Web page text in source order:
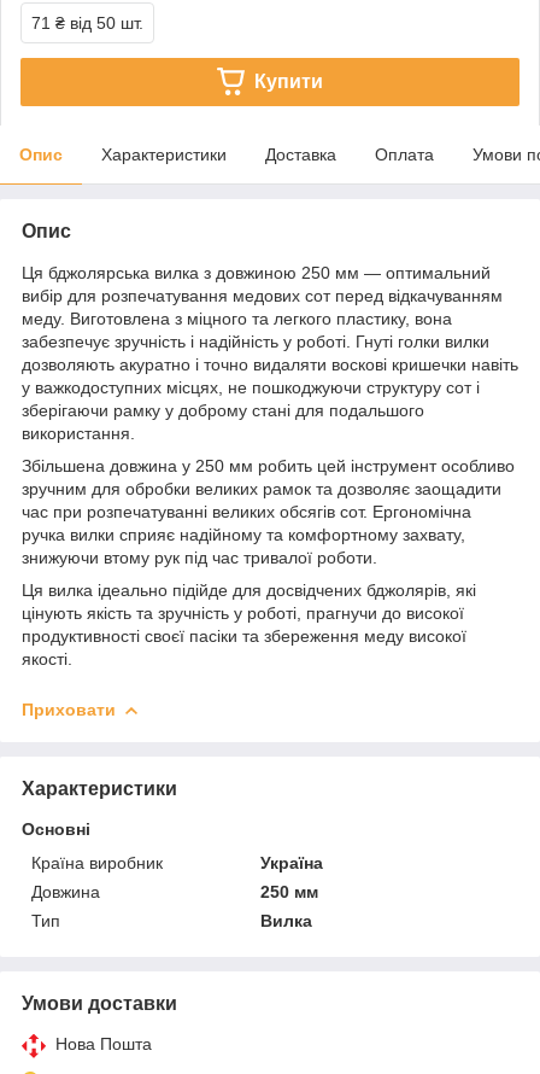
71 ₴ від 50 шт.
Купити
Опис Характеристики Доставка Оплата Умови
Опис
Ця бджолярська вилка з довжиною 250 мм — оптимальний
вибір для розпечатування медових сот перед відкачуванням
меду. Виготовлена з міцного та легкого пластику, вона
забезпечує зручність і надійність у роботі. Гнуті голки вилки
дозволяють акуратно і точно видаляти воскові кришечки навіть
у важкодоступних місцях, не пошкоджуючи структуру сот і
зберігаючи рамку у доброму стані для подальшого
використання.
Збільшена довжина у 250 мм робить цей інструмент особливо
зручним для обробки великих рамок та дозволяє заощадити
час при розпечатуванні великих обсягів сот. Ергономічна
ручка вилки сприяє надійному та комфортному захвату,
знижуючи втому рук під час тривалої роботи.
Ця вилка ідеально підійде для досвідчених бджолярів, які
цінують якість та зручність у роботі, прагнучи до високої
продуктивності своєї пасіки та збереження меду високої
якості.
Приховати
Характеристики
Основні
Країна виробник
Україна
Довжина
250 мм
Тип
Вилка
Умови доставки
Нова Пошта